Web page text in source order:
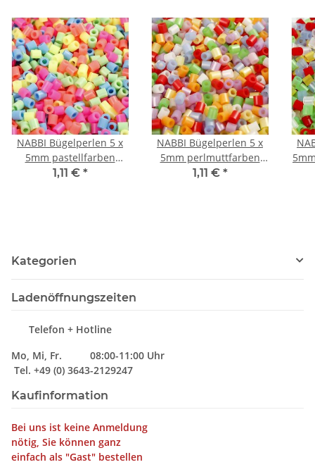
NABBI Bügelperlen 5 x
5mm pastellfarben
medium 1100 Stück
1,11 € *
NABBI Bügelperlen 5 x
5mm perlmuttfarben
medium 1100 Stück
1,11 € *
Kategorien
Ladenöffnungszeiten
Telefon + Hotline
Mo, Mi, Fr. 08:00-11:00 Uhr
Tel. +49 (0) 3643-2129247
Kaufinformation
Bei uns ist keine Anmeldung
nötig, Sie können ganz
einfach als "Gast" bestellen